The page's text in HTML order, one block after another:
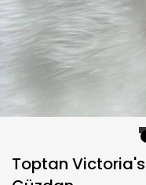
Toptan